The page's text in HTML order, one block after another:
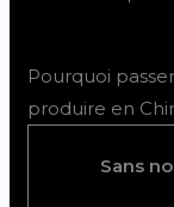
Pourquoi
produire en
Sans